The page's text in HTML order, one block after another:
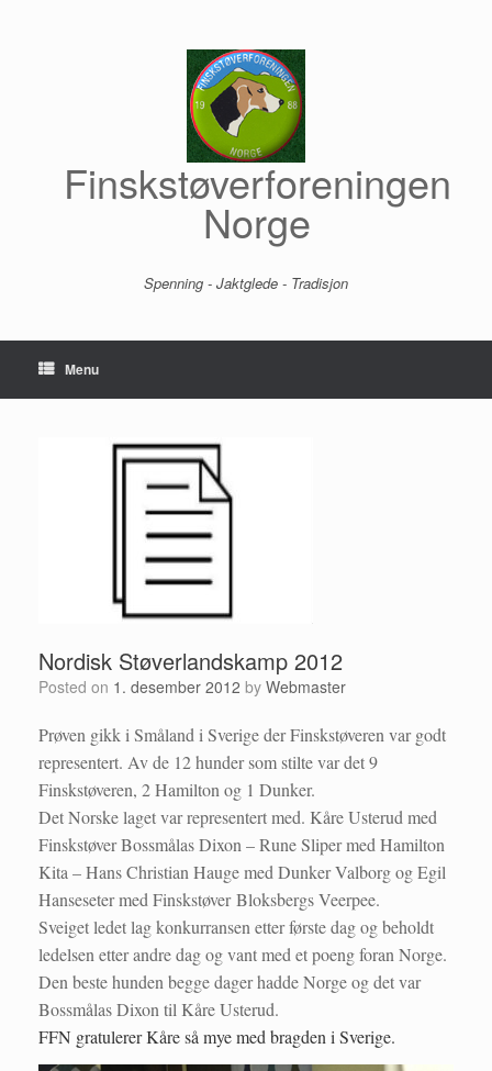
Finskstøverforeningen
Norge
Spenning - Jaktglede - Tradisjon
Menu
Nordisk Støverlandskamp 2012
Posted on 1. desember 2012 by Webmaster
Prøven gikk i Småland i Sverige der Finskstøveren var godt
representert. Av de 12 hunder som stilte var det 9
Finskstøveren, 2 Hamilton og 1 Dunker.
Det Norske laget var representert med. Kåre Usterud med
Finskstøver Bossmålas Dixon – Rune Sliper med Hamilton
Kita – Hans Christian Hauge med Dunker Valborg og Egil
Hanseseter med Finskstøver Bloksbergs Veerpee.
Sveiget ledet lag konkurransen etter første dag og beholdt
ledelsen etter andre dag og vant med et poeng foran Norge.
Den beste hunden begge dager hadde Norge og det var
Bossmålas Dixon til Kåre Usterud.
FFN gratulerer Kåre så mye med bragden i Sverige.